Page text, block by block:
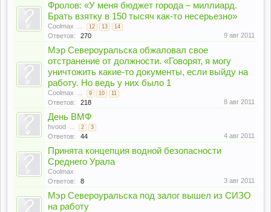
Фролов: «У меня бюджет города – миллиард.
Брать взятку в 150 тысяч как-то несерьезно»
Coolmax ... 12 13 14
Ответов: 270 9 авг 2011
Мэр Североуральска обжаловал свое
отстранение от должности. «Говорят, я могу
уничтожить какие-то документы, если выйду на
работу. Но ведь у них было 1
Coolmax ... 9 10 11
Ответов: 218 8 авг 2011
День ВМФ
hvood ... 2 3
Ответов: 44 4 авг 2011
Принята концепция водной безопасности
Среднего Урала
Coolmax
Ответов:
8 3 авг 2011
Мэр Североуральска под залог вышел из СИЗО
на работу